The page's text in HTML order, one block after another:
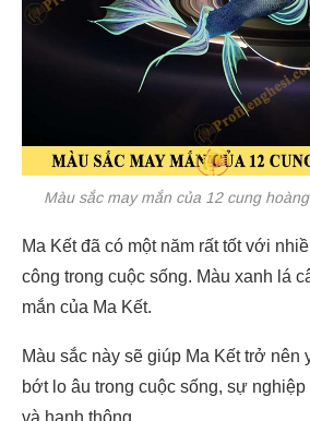
Màu sắc may mắn của 12 cung
Ma Kết đã có một năm rất tốt với
công trong cuộc sống. Màu xanh lá
mắn của Ma Kết.
Màu sắc này sẽ giúp Ma Kết trở nên
bớt lo âu trong cuộc sống, sự
và hanh thông.